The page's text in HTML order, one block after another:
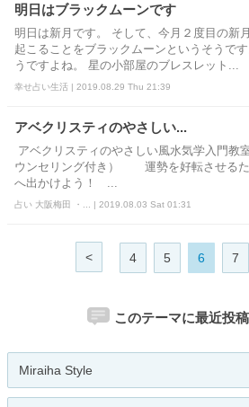
明日はブラックムーンです
明日は新月です。 そして、今月２度目の新
起こることをブラックムーンというそうで
うですよね。 星の小部屋のブレスレット...
幸せ占い生活 | 2019.08.29 Thu 21:39
アベクリスティのやさしい...
アベクリスティのやさしい風水気学入門教
ウンセリング付き） 運勢を好転させるた
へ出かけよう！ ...
占い 大阪梅田 ・... | 2019.08.03 Sat 01:31
< 4 5 6 7
このテーマに最近投
Miraiha Style